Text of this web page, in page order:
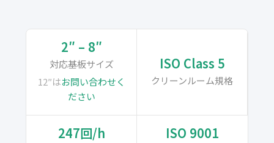
2″ – 8″
対応基板サイズ
12″はお問い合わせく
ださい
ISO Class 5
クリーンルーム規格
247回/h ISO 9001